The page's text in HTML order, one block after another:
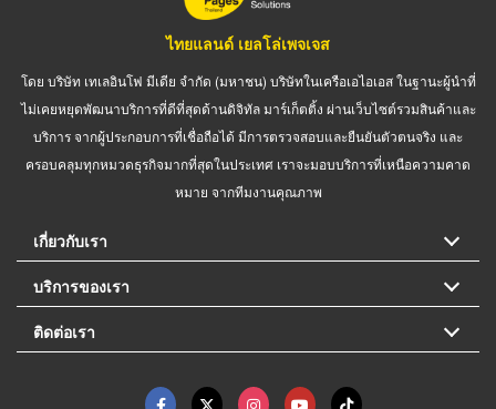
ไทยแลนด์ เยลโล่เพจเจส
โดย บริษัท เทเลอินโฟ มีเดีย จำกัด (มหาชน) บริษัทในเครือเอไอเอส ในฐานะผู้นำที่
ไม่เคยหยุดพัฒนาบริการที่ดีที่สุดด้านดิจิทัล มาร์เก็ตติ้ง ผ่านเว็บไซต์รวมสินค้าและ
บริการ จากผู้ประกอบการที่เชื่อถือได้ มีการตรวจสอบและยืนยันตัวตนจริง และ
ครอบคลุมทุกหมวดธุรกิจมากที่สุดในประเทศ เราจะมอบบริการที่เหนือความคาด
หมาย จากทีมงานคุณภาพ
เกี่ยวกับเรา
บริการของเรา
ติดต่อเรา